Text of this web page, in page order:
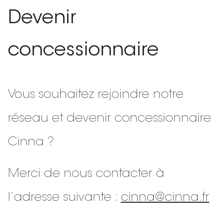
Devenir
concessionnaire
Vous souhaitez rejoindre notre
réseau et devenir concessionnaire
Cinna ?
Merci de nous contacter à
l’adresse suivante : cinna@cinna.fr